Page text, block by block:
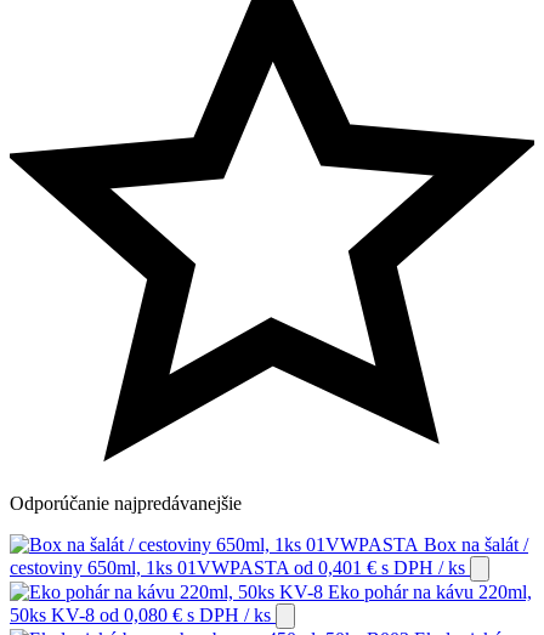
Odporúčanie najpredávanejšie
Box na šalát /
cestoviny 650ml, 1ks 01VWPASTA od 0,401 € s DPH / ks
Eko pohár na kávu 220ml,
50ks KV-8 od 0,080 € s DPH / ks